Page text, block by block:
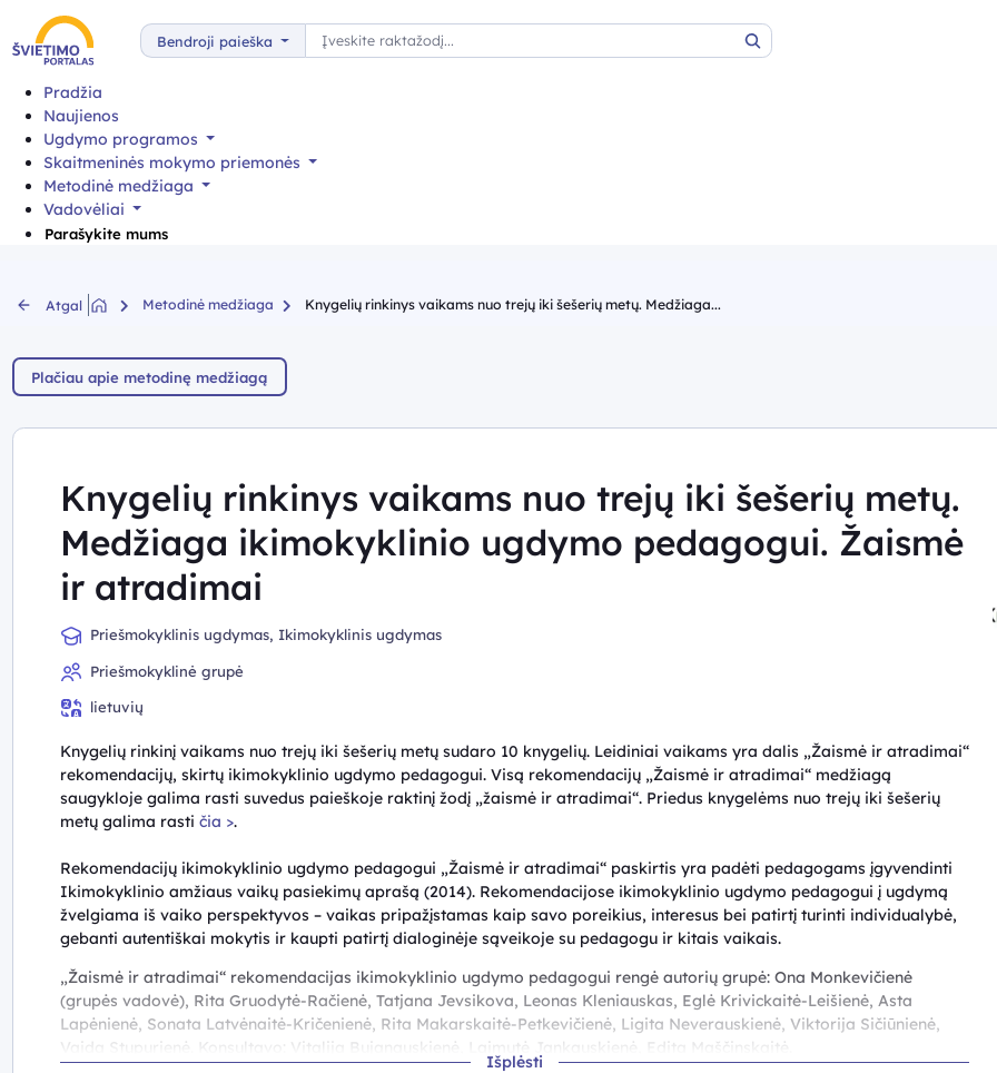
Bendroji paieška
Paieška
Paieška
Pradžia
Naujienos
Ugdymo programos
Skaitmeninės mokymo priemonės
Metodinė medžiaga
Vadovėliai
Parašykite mums
Atgal Metodinė medžiaga Knygelių rinkinys vaikams nuo trejų iki šešerių metų. Medžiaga...
Plačiau apie metodinę medžiagą
Knygelių rinkinys vaikams nuo trejų iki šešerių metų.
Medžiaga ikimokyklinio ugdymo pedagogui. Žaismė
ir atradimai
Priešmokyklinis ugdymas, Ikimokyklinis ugdymas
Priešmokyklinė grupė
lietuvių
Išplėsti
Knygelių rinkinį vaikams nuo trejų iki šešerių metų sudaro 10 knygelių. Leidiniai vaikams yra dalis „Žaismė ir atradimai“
rekomendacijų, skirtų ikimokyklinio ugdymo pedagogui. Visą rekomendacijų „Žaismė ir atradimai“ medžiagą
saugykloje galima rasti suvedus paieškoje raktinį žodį „žaismė ir atradimai“. Priedus knygelėms nuo trejų iki šešerių
metų galima rasti čia >.
Rekomendacijų ikimokyklinio ugdymo pedagogui „Žaismė ir atradimai“ paskirtis yra padėti pedagogams įgyvendinti
Ikimokyklinio amžiaus vaikų pasiekimų aprašą (2014). Rekomendacijose ikimokyklinio ugdymo pedagogui į ugdymą
žvelgiama iš vaiko perspektyvos – vaikas pripažįstamas kaip savo poreikius, interesus bei patirtį turinti individualybė,
gebanti autentiškai mokytis ir kaupti patirtį dialoginėje sąveikoje su pedagogu ir kitais vaikais.
„Žaismė ir atradimai“ rekomendacijas ikimokyklinio ugdymo pedagogui rengė autorių grupė: Ona Monkevičienė
(grupės vadovė), Rita Gruodytė-Račienė, Tatjana Jevsikova, Leonas Kleniauskas, Eglė Krivickaitė-Leišienė, Asta
Lapėnienė, Sonata Latvėnaitė-Kričenienė, Rita Makarskaitė-Petkevičienė, Ligita Neverauskienė, Viktorija Sičiūnienė,
Vaida Stupurienė. Konsultavo: Vitalija Bujanauskienė, Laimutė Jankauskienė, Edita Maščinskaitė.